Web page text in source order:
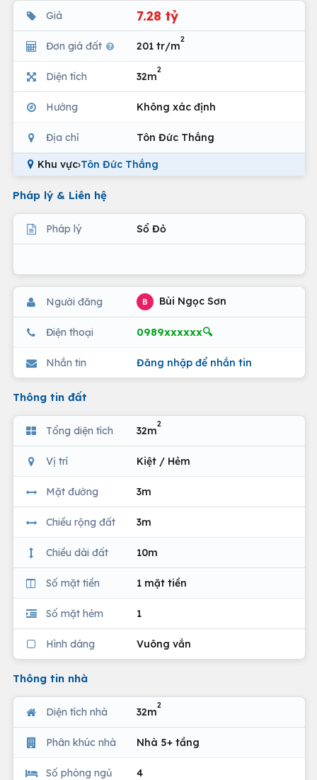
Giá 7.28 tỷ
Đơn giá đất 201 tr/m
2
Diện tích 32m
2
Hướng Không xác định
Địa chỉ Tôn Đức Thắng
Khu vực›Tôn Đức Thắng
Pháp lý & Liên hệ
Pháp lý Sổ Đỏ
Người đăng B Bùi Ngọc Sơn
Điện thoại 0989xxxxxx🔍
Nhắn tin Đăng nhập để nhắn tin
Thông tin đất
Tổng diện tích 32m
2
Vị trí Kiệt / Hẻm
Mặt đường 3m
Chiều rộng đất 3m
Chiều dài đất 10m
Số mặt tiền 1 mặt tiền
Số mặt hẻm 1
Hình dáng Vuông vắn
Thông tin nhà
Diện tích nhà 32m
2
Phân khúc nhà Nhà 5+ tầng
Số phòng ngủ 4